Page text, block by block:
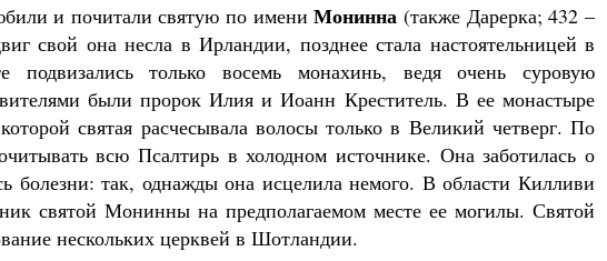
и почитали святую по имениМонинна (также Дарерка; 432 –
свой она несла в Ирландии, позднее стала настоятельницей в
только восемь монахинь, ведя очень суровую
были пророк Илия и Иоанн Креститель. В ее монастыре
святая расчесывала волосы только в Великий четверг. По
всю Псалтирь в холодном источнике. Она заботилась о
болезни: так, однажды она исцелила немого. В области Килливи
святой Монинны на предполагаемом месте ее могилы. Святой
нескольких церквей в Шотландии.